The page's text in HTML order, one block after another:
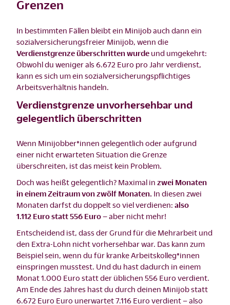
Grenzen
In bestimmten Fällen bleibt ein Minijob auch dann ein
sozialversicherungsfreier Minijob, wenn die
Verdienstgrenze überschritten wurde und umgekehrt:
Obwohl du weniger als 6.672 Euro pro Jahr verdienst,
kann es sich um ein sozialversicherungspflichtiges
Arbeitsverhältnis handeln.
Verdienstgrenze unvorhersehbar und
gelegentlich überschritten
Wenn Minijobber*innen gelegentlich oder aufgrund
einer nicht erwarteten Situation die Grenze
überschreiten, ist das meist kein Problem.
Doch was heißt gelegentlich? Maximal in zwei Monaten
in einem Zeitraum von zwölf Monaten. In diesen zwei
Monaten darfst du doppelt so viel verdienen: also
1.112 Euro statt 556 Euro –aber nicht mehr!
Entscheidend ist, dass der Grund für die Mehrarbeit und
den Extra-Lohn nicht vorhersehbar war. Das kann zum
Beispiel sein, wenn du für kranke Arbeitskolleg*innen
einspringen musstest. Und du hast dadurch in einem
Monat 1.000 Euro statt der üblichen 556 Euro verdient.
Am Ende des Jahres hast du durch deinen Minijob statt
6.672 Euro Euro unerwartet 7.116 Euro verdient – also